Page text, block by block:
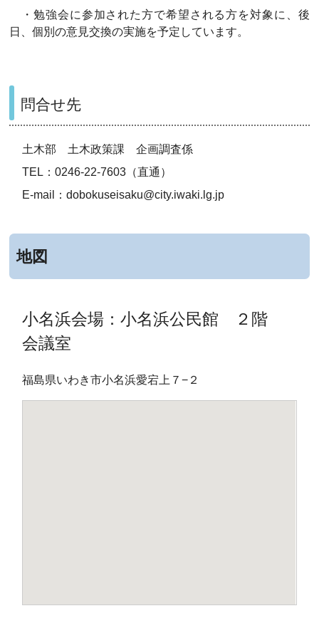
・勉強会に参加された方で希望される方を対象に、後
日、個別の意見交換の実施を予定しています。
問合せ先
土木部 土木政策課 企画調査係
TEL：0246-22-7603（直通）
E-mail：dobokuseisaku@city.iwaki.lg.jp
地図
小名浜会場：小名浜公民館 ２階
会議室
福島県いわき市小名浜愛宕上７−２